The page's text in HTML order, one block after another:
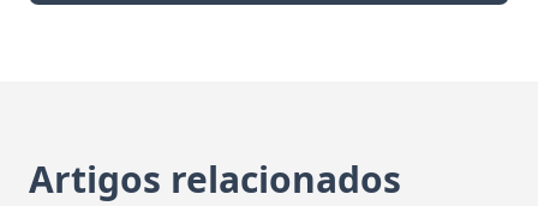
Artigos relacionados